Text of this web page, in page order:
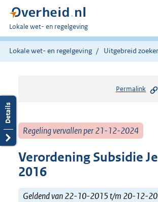
U
bent
hier:
Lokale wet- en regelgeving
Lokale wet- en regelgeving Uitgebreid
Permalink
Regeling vervallen per 21-12-2024
Verordening Subsidie
2016
Geldend van 22-10-2015 t/m 20-12-